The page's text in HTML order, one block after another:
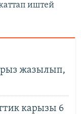
иштей
жазылып,
карызы 6